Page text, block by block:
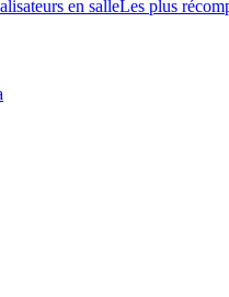
en salleLes plus